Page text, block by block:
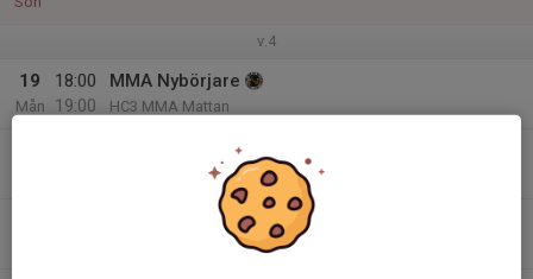
v.4
19
Mån
18:00
19:00
MMA Nybörjare
HC3 MMA Mattan
TKD Avac/Kamplag
HC3 Stora mattan
MMA Fortsättning